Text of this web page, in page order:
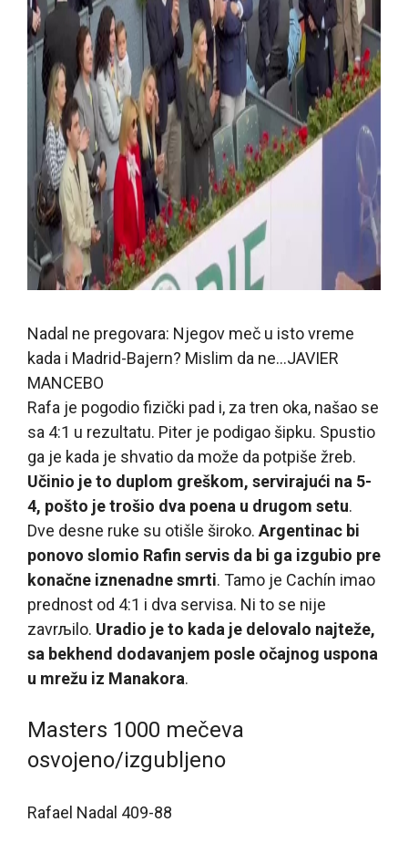
Nadal ne pregovara: Njegov meč u isto vreme
kada i Madrid-Bajern? Mislim da ne…JAVIER
MANCEBO
Rafa je pogodio fizički pad i, za tren oka, našao se
sa 4:1 u rezultatu. Piter je podigao šipku. Spustio
ga je kada je shvatio da može da potpiše žreb.
Učinio je to duplom greškom, servirajući na 5-
4, pošto je trošio dva poena u drugom setu.
Dve desne ruke su otišle široko. Argentinac bi
ponovo slomio Rafin servis da bi ga izgubio pre
konačne iznenadne smrti. Tamo je Cachín imao
prednost od 4:1 i dva servisa. Ni to se nije
zavrљilo. Uradio je to kada je delovalo najteže,
sa bekhend dodavanjem posle očajnog uspona
u mrežu iz Manakora.
Masters 1000 mečeva
osvojeno/izgubljeno
Rafael Nadal 409-88